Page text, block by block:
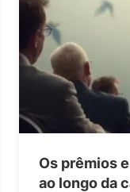
Os prêmios
ao longo da